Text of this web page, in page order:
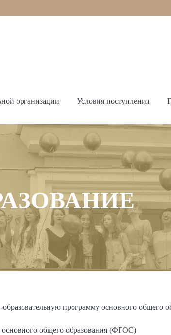
организации Условия поступления
программу основного общего
основного общего образования (ФГОС)